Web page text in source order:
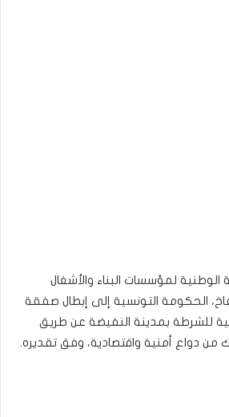
الوطنية لمؤسسات البناء والأشغال
الحكومة التونسية إلى إبطال صفقة
للشرطة بمدينة النفيضة عن طريق
دواع أمنية واقتصادية، وفق تقديره.